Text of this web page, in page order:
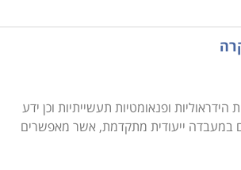
מכנית של מכונות באמצעות גז
הינו זמין, עלותו אפסית והוא בטוח
או לגזים אחרים.
הכוח, מדחסים,מערכות
ותחזוקה,
ופנאומטיות תעשייתיות וכן ידע
במעבדה ייעודית מתקדמת, אשר מאפשרים